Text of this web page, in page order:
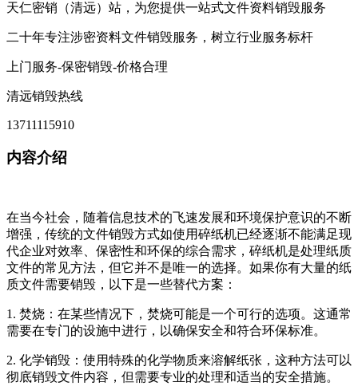
天仁密销（清远）站，为您提供一站式文件资料销毁服务
二十年专注涉密资料文件销毁服务，树立行业服务标杆
上门服务-保密销毁-价格合理
清远销毁热线
13711115910
内容介绍
在当今社会，随着信息技术的飞速发展和环境保护意识的不断
增强，传统的文件销毁方式如使用碎纸机已经逐渐不能满足现
代企业对效率、保密性和环保的综合需求，碎纸机是处理纸质
文件的常见方法，但它并不是唯一的选择。如果你有大量的纸
质文件需要销毁，以下是一些替代方案：
1. 焚烧：在某些情况下，焚烧可能是一个可行的选项。这通常
需要在专门的设施中进行，以确保安全和符合环保标准。
2. 化学销毁：使用特殊的化学物质来溶解纸张，这种方法可以
彻底销毁文件内容，但需要专业的处理和适当的安全措施。